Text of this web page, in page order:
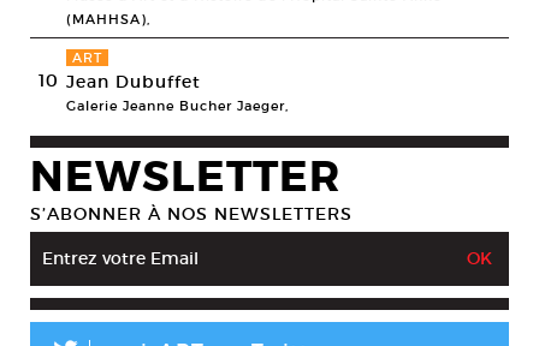
(MAHHSA),
10
ART
Jean Dubuffet
Galerie Jeanne Bucher Jaeger,
NEWSLETTER
S’ABONNER À NOS NEWSLETTERS